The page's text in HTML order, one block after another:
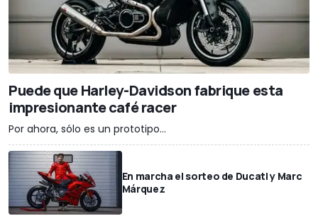
Puede que Harley-Davidson fabrique esta
impresionante café racer
Por ahora, sólo es un prototipo...
En marcha el sorteo de Ducati y Marc
Márquez